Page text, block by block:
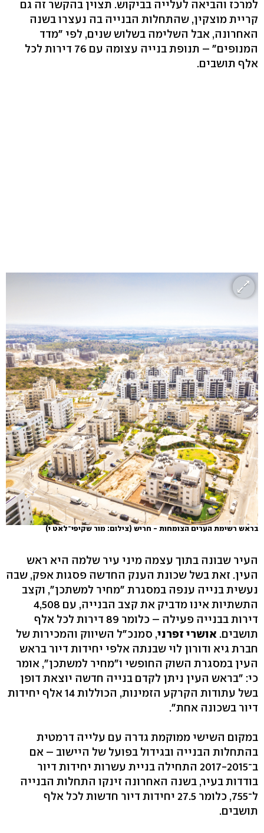
למרכז והביאה לעלייה בביקוש. תצוין בהקשר זה גם
קריית מוצקין, שהתחלות הבנייה בה נעצרו בשנה
האחרונה, אבל השלימה בשלוש שנים, לפי "מדד
המנופים" – תנופת בנייה עצומה עם 76 דירות לכל
אלף תושבים.
בראש רשימת הערים הצומחות - חריש (צילום: מור שקיפי־לאט י)
העיר שבונה בתוך עצמה מיני עיר שלמה היא ראש
העין. זאת בשל שכונת הענק החדשה פסגות אפק, שבה
נעשית בנייה ענפה במסגרת "מחיר למשתכן", וקצב
התשתיות אינו מדביק את קצב הבנייה, עם 4,508
דירות בבנייה פעילה – כלומר 89 דירות לכל אלף
תושבים. אושרי זפרני, סמנכ"ל השיווק והמכירות של
חברת גיא ודורון לוי שבנתה אלפי יחידות דיור בראש
העין במסגרת השוק החופשי ו"מחיר למשתכן", אומר
כי: "בראש העין ניתן לקדם בנייה חדשה יוצאת דופן
בשל עתודות הקרקע הזמינות, הכוללות 14 אלף יחידות
דיור בשכונה אחת".
במקום השישי ממוקמת גדרה עם עלייה דרמטית
בהתחלות הבנייה ובגידול בפועל של היישוב – אם
ב־2017-2015 התחילה בניית עשרות יחידות דיור
בודדות בעיר, בשנה האחרונה זינקו התחלות הבנייה
ל־755, כלומר 27.5 יחידות דיור חדשות לכל אלף
תושבים.